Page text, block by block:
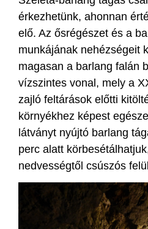
érkezhetünk, ahonnan
elő. Az ősrégészet és a
munkájának nehézségeit
magasan a barlang falán
vízszintes vonal, mely a
zajló feltárások előtti
környékhez képest
látványt nyújtó barlang
perc alatt
nedvességtől csúszós